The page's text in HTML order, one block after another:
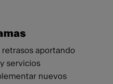
aportando
servicios
nuevos